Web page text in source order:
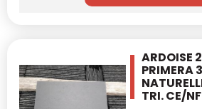
ARDOISE
PRIMERA
TRI. CE/NF